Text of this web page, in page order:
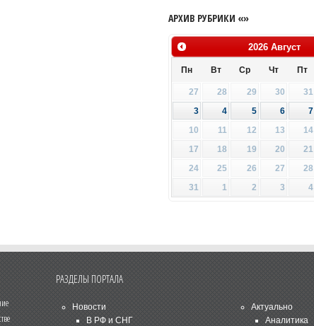
АРХИВ РУБРИКИ «»
2026 Август
Пн Вт Ср Чт Пт
27 28 29 30 31
3
4 5 6 7
10
11 12 13 14
17
18 19 20 21
24
25 26 27 28
31
1 2 3 4
РАЗДЕЛЫ ПОРТАЛА
Новости
В РФ и СНГ
Актуально
Аналитика